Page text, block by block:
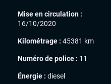
Mise en circulation :
16/10/2020
Kilométrage : 45381 km
Numéro de police : 11
Énergie : diesel